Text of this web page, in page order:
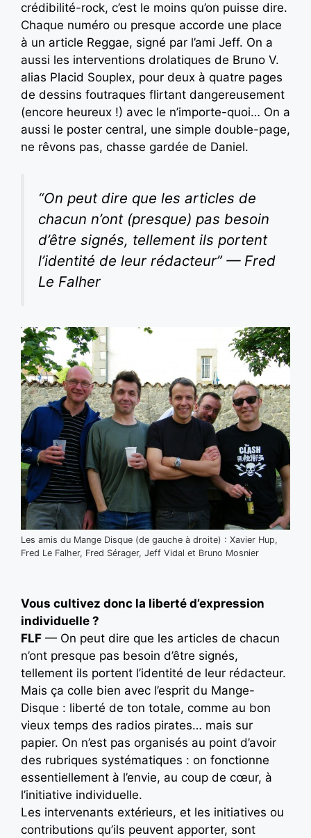
crédibilité-rock, c’est le moins qu’on puisse dire.
Chaque numéro ou presque accorde une place
à un article Reggae, signé par l’ami Jeff. On a
aussi les interventions drolatiques de Bruno V.
alias Placid Souplex, pour deux à quatre pages
de dessins foutraques flirtant dangereusement
(encore heureux !) avec le n’importe-quoi… On a
aussi le poster central, une simple double-page,
ne rêvons pas, chasse gardée de Daniel.
“On peut dire que les articles de
chacun n’ont (presque) pas besoin
d’être signés, tellement ils portent
l’identité de leur rédacteur” — Fred
Le Falher
Les amis du Mange Disque (de gauche à droite) : Xavier Hup,
Fred Le Falher, Fred Sérager, Jeff Vidal et Bruno Mosnier
Vous cultivez donc la liberté d’expression
individuelle ?
FLF — On peut dire que les articles de chacun
n’ont presque pas besoin d’être signés,
tellement ils portent l’identité de leur rédacteur.
Mais ça colle bien avec l’esprit du Mange-
Disque : liberté de ton totale, comme au bon
vieux temps des radios pirates… mais sur
papier. On n’est pas organisés au point d’avoir
des rubriques systématiques : on fonctionne
essentiellement à l’envie, au coup de cœur, à
l’initiative individuelle.
Les intervenants extérieurs, et les initiatives ou
contributions qu’ils peuvent apporter, sont